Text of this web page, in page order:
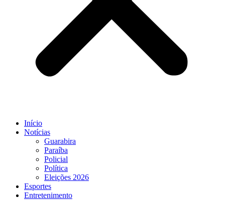
Início
Notícias
Guarabira
Paraíba
Policial
Política
Eleições 2026
Esportes
Entretenimento